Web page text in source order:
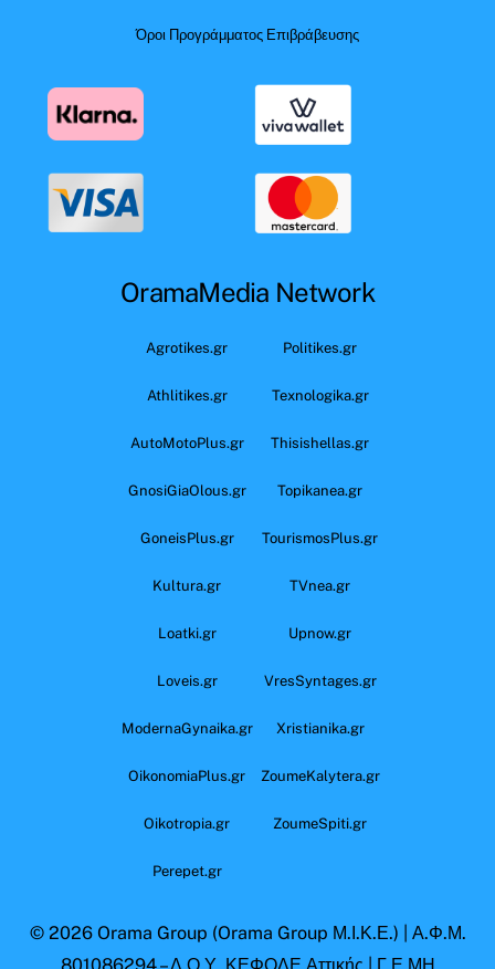
Όροι Προγράμματος Επιβράβευσης
OramaMedia Network
Agrotikes.gr Politikes.gr
Athlitikes.gr Texnologika.gr
AutoMotoPlus.gr Thisishellas.gr
GnosiGiaOlous.gr Topikanea.gr
GoneisPlus.gr TourismosPlus.gr
Kultura.gr TVnea.gr
Loatki.gr Upnow.gr
Loveis.gr VresSyntages.gr
ModernaGynaika.gr Xristianika.gr
OikonomiaPlus.gr ZoumeKalytera.gr
Oikotropia.gr ZoumeSpiti.gr
Perepet.gr
© 2026 Orama Group (Orama Group Μ.Ι.Κ.Ε.) | Α.Φ.Μ.